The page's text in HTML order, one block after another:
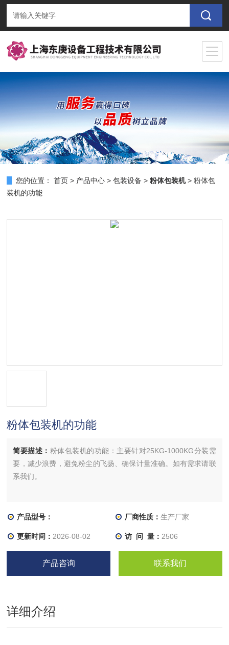
您的位置： 首页 > 产品中心 >包装设备 >粉体包装机> 粉体包
装机的功能
粉体包装机的功能
简要描述： 粉体包装机的功能：主要针对25KG-1000KG分装需
要，减少浪费，避免粉尘的飞扬、确保计量准确。如有需求请联
系我们。
产品型号： 厂商性质： 生产厂家
更新时间： 2026-08-02 访 问 量： 2506
产品咨询 联系我们
详细介绍